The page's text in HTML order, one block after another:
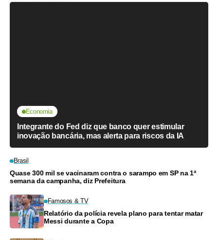
Economia
Integrante do Fed diz que banco quer estimular
inovação bancária, mas alerta para riscos da IA
Brasil
Quase 300 mil se vacinaram contra o sarampo em SP na 1ª
semana da campanha, diz Prefeitura
Famosos & TV
Relatório da polícia revela plano para tentar matar
Messi durante a Copa